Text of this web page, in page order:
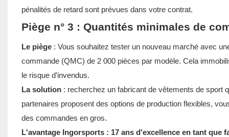
pénalités de retard sont prévues dans votre contrat.
Piège n° 3 : Quantités minimales de
Le piège: Vous souhaitez tester un nouveau marché avec
commande (QMC) de 2 000 pièces par modèle. Cela
le risque d’invendus.
La solution: recherchez un fabricant de vêtements de sport
partenaires proposent des options de production flexibles,
des commandes en gros.
L'avantage Ingorsports : 17 ans d'excellence en tant